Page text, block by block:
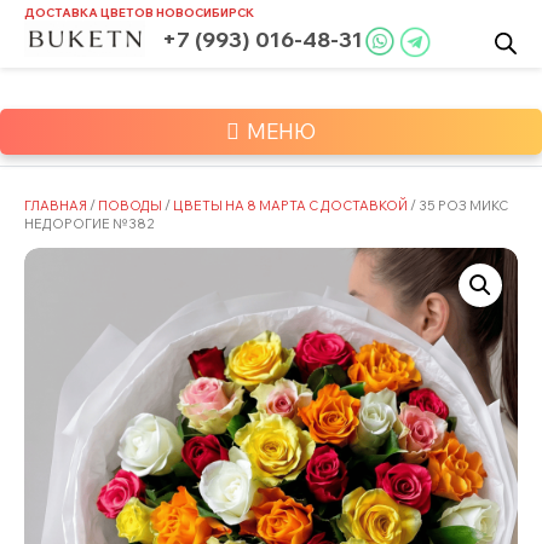
SkipДОСТАВКА ЦВЕТОВ НОВОСИБИРСК
+7 (993) 016-48-31
МЕНЮ
ГЛАВНАЯ / ПОВОДЫ / ЦВЕТЫ НА 8 МАРТА С ДОСТАВКОЙ / 35 РОЗ МИКС
НЕДОРОГИЕ №382